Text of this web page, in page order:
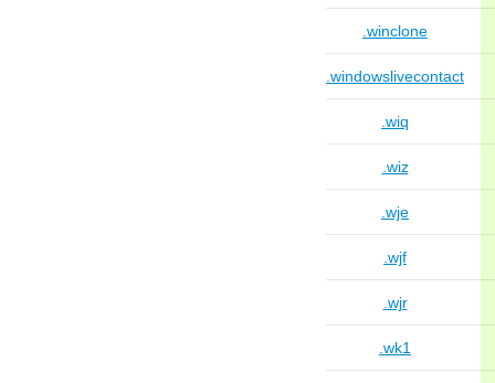
.winclone
.windowslivecontact
.wiq
.wiz
.wje
.wjf
.wjr
.wk1